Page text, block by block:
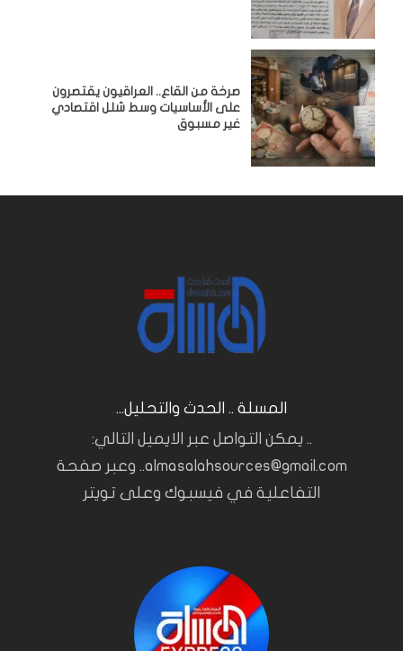
صرخة من القاع.. العراقيون يقتصرون
على الأساسيات وسط شلل اقتصادي
غير مسبوق
المسلة .. الحدث والتحليل...
.. يمكن التواصل عبر الايميل التالي:
almasalahsources@gmail.com.. وعبر صفحة
التفاعلية في فيسبوك وعلى تويتر